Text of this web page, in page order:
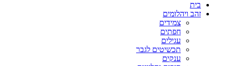
בית
זהב ויהלומים
צמידים
חפתים
עגילים
תכשיטים לגבר
ענקים